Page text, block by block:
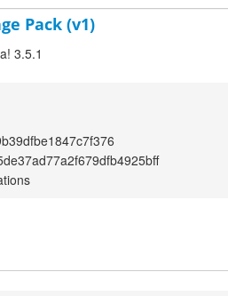
Pack (v1)
3.5.1